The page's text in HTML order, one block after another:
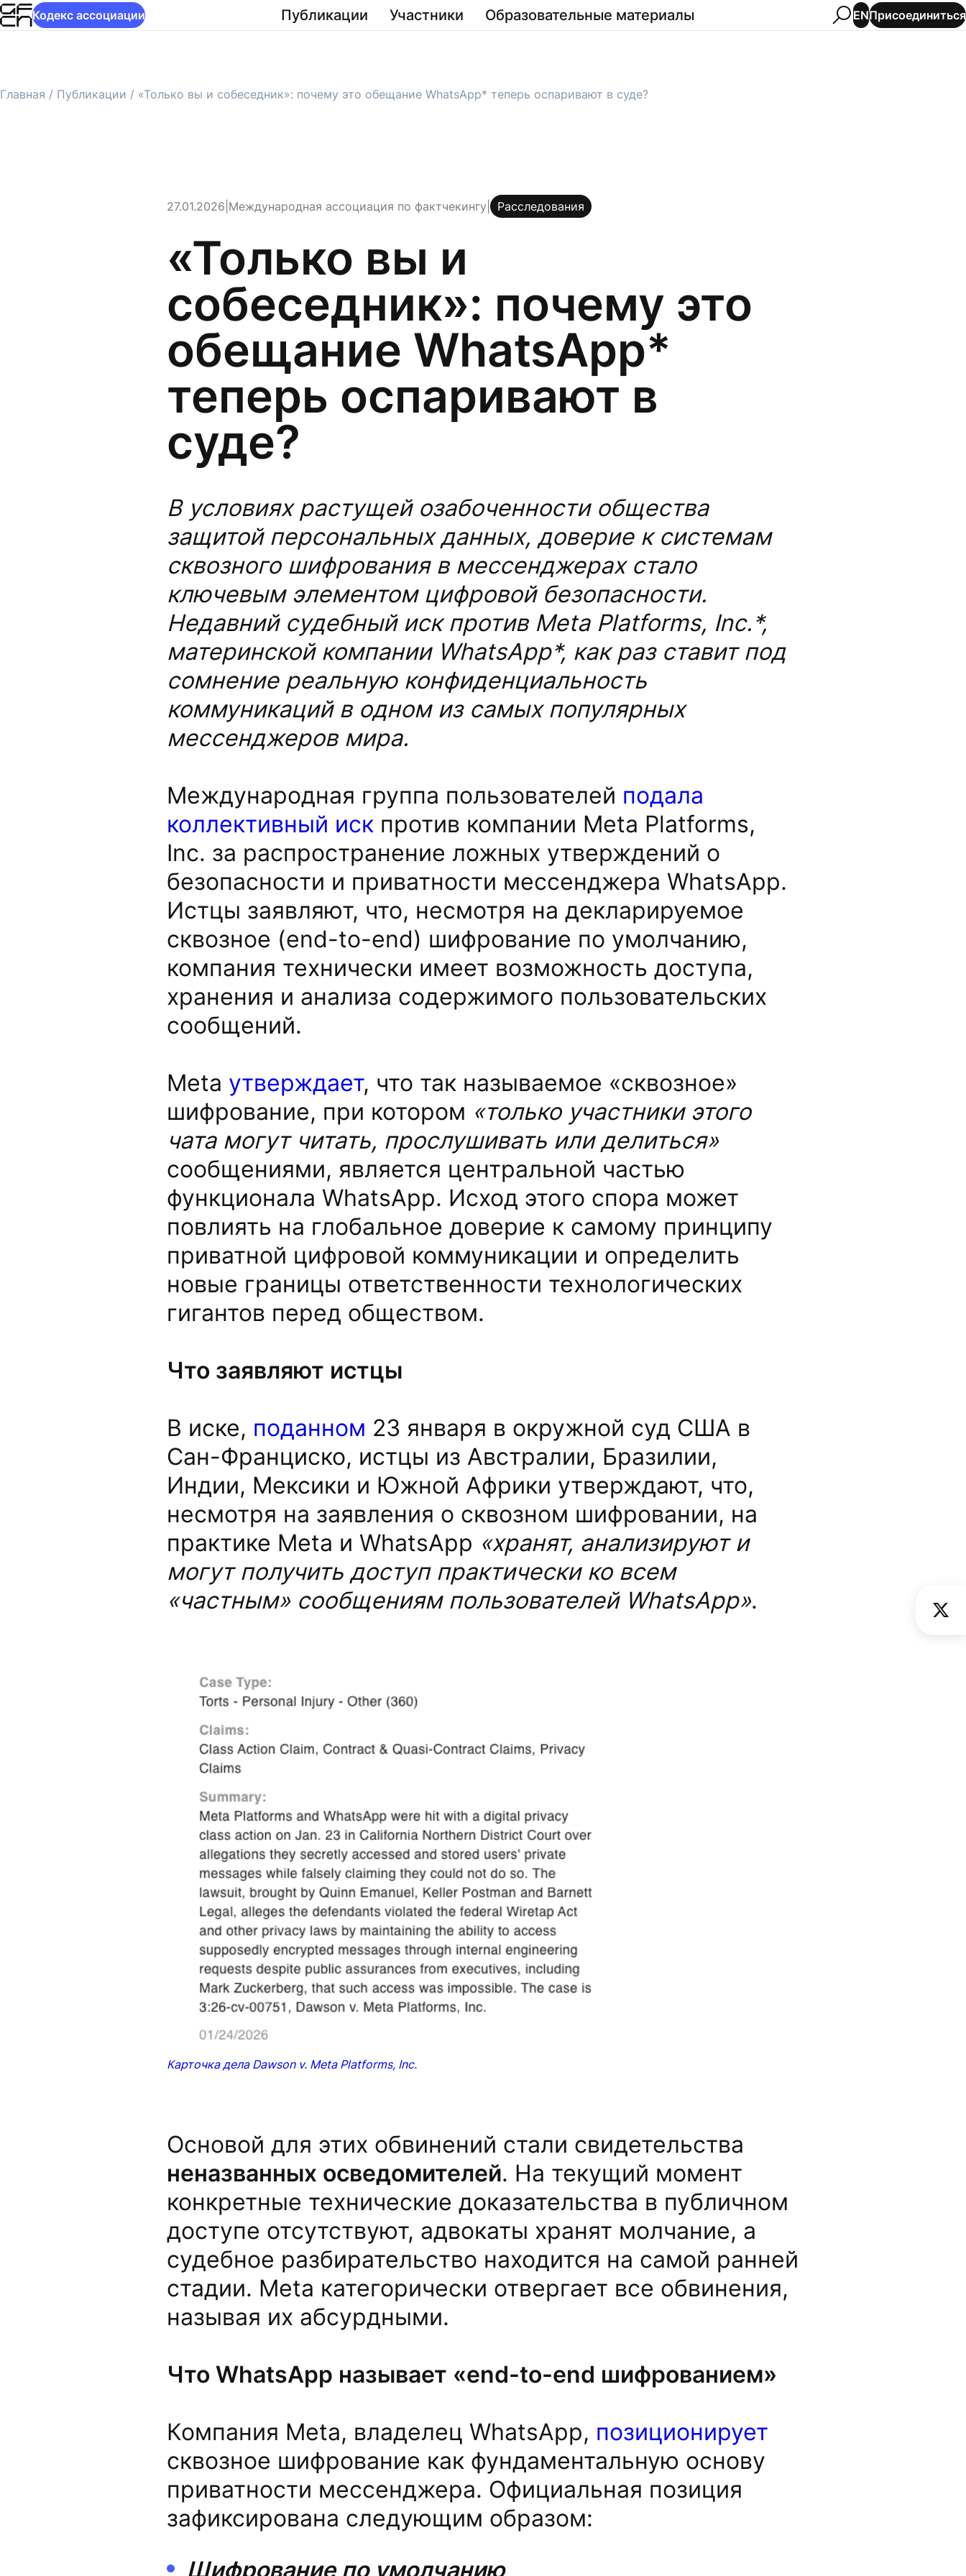
Кодекс ассоциации Публикации Участники Образовательные материалы ENПрисоединиться
Главная / Публикации / «Только вы и собеседник»: почему это обещание WhatsApp* теперь оспаривают в суде?
27.01.2026 Международная ассоциация по фактчекингу Расследования
«Только вы и
собеседник»: почему это
обещание WhatsApp*
теперь оспаривают в
суде?
В условиях растущей озабоченности общества
защитой персональных данных, доверие к системам
сквозного шифрования в мессенджерах стало
ключевым элементом цифровой безопасности.
Недавний судебный иск против Meta Platforms, Inc.*,
материнской компании WhatsApp*, как раз ставит под
сомнение реальную конфиденциальность
коммуникаций в одном из самых популярных
мессенджеров мира.
Международная группа пользователей подала
коллективный иск против компании Meta Platforms,
Inc. за распространение ложных утверждений о
безопасности и приватности мессенджера WhatsApp.
Истцы заявляют, что, несмотря на декларируемое
сквозное (end-to-end) шифрование по умолчанию,
компания технически имеет возможность доступа,
хранения и анализа содержимого пользовательских
сообщений.
Meta утверждает, что так называемое «сквозное»
шифрование, при котором «только участники этого
чата могут читать, прослушивать или делиться»
сообщениями, является центральной частью
функционала WhatsApp. Исход этого спора может
повлиять на глобальное доверие к самому принципу
приватной цифровой коммуникации и определить
новые границы ответственности технологических
гигантов перед обществом.
Что заявляют истцы
В иске, поданном 23 января в окружной суд США в
Сан-Франциско, истцы из Австралии, Бразилии,
Индии, Мексики и Южной Африки утверждают, что,
несмотря на заявления о сквозном шифровании, на
практике Meta и WhatsApp «хранят, анализируют и
могут получить доступ практически ко всем
«частным» сообщениям пользователей WhatsApp».
Карточка дела Dawson v. Meta Platforms, Inc.
Основой для этих обвинений стали свидетельства
неназванных осведомителей. На текущий момент
конкретные технические доказательства в публичном
доступе отсутствуют, адвокаты хранят молчание, а
судебное разбирательство находится на самой ранней
стадии. Meta категорически отвергает все обвинения,
называя их абсурдными.
Что WhatsApp называет «end-to-end шифрованием»
Компания Meta, владелец WhatsApp, позиционирует
сквозное шифрование как фундаментальную основу
приватности мессенджера. Официальная позиция
зафиксирована следующим образом:
Шифрование по умолчанию